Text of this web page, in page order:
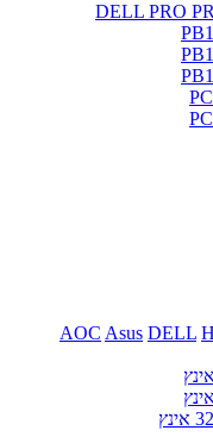
DELL PRO
AOC Asus DELL